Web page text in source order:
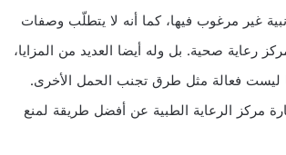
غير مرغوب فيها، كما أنه لا يتطلّب وصفات
رعاية صحية. بل وله أيضا العديد من المزايا،
ليست فعالة مثل طرق تجنب الحمل الأخرى.
مركز الرعاية الطبية عن أفضل طريقة لمنع